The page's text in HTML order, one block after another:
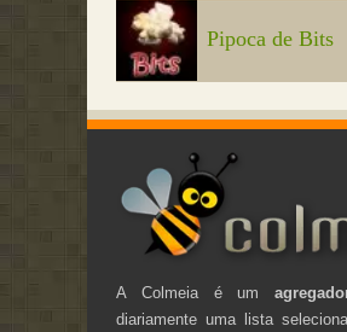
Pipoca de Bits
A Colmeia é um
diariamente uma lista